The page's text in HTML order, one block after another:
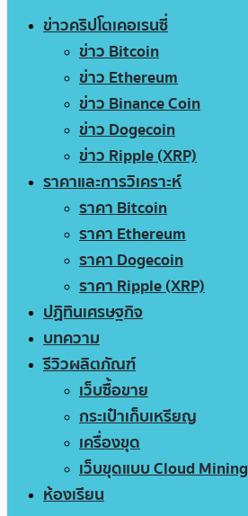
ข่าวคริปโตเคอเรนซี่
ข่าว Bitcoin
ข่าว Ethereum
ข่าว Binance Coin
ข่าว Dogecoin
ข่าว Ripple (XRP)
ราคาและการวิเคราะห์
ราคา Bitcoin
ราคา Ethereum
ราคา Dogecoin
ราคา Ripple (XRP)
ปฏิทินเศรษฐกิจ
บทความ
รีวิวผลิตภัณฑ์
เว็บซื้อขาย
กระเป๋าเก็บเหรียญ
เครื่องขุด
เว็บขุดแบบ Cloud Mining
ห้องเรียน